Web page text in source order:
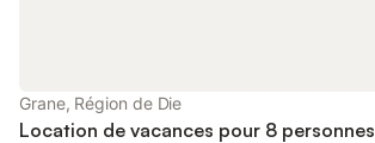
Grane, Région de Die
Location de vacances pour 8 personnes